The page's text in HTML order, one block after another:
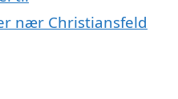
nær Christiansfeld